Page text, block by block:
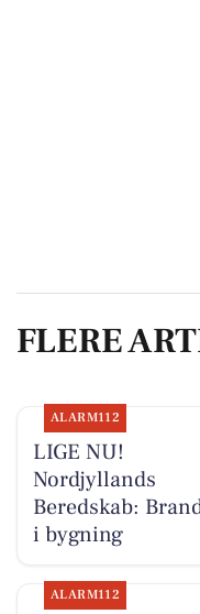
FLERE
ALARM112
LIGE NU!
Nordjyllands
Beredskab:
i bygning
ALARM112